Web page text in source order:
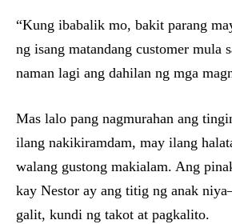
“Kung ibabalik mo, bakit parang
ng isang matandang customer mula
naman lagi ang dahilan ng mga
Mas lalo pang nagmurahan ang
ilang nakikiramdam, may ilang
walang gustong makialam. Ang
kay Nestor ay ang titig ng anak
galit, kundi ng takot at pagkalito.